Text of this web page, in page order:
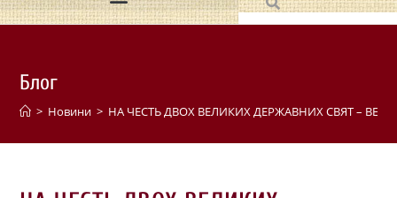
Блог
> Новини > НА ЧЕСТЬ ДВОХ ВЕЛИКИХ ДЕРЖАВНИХ СВЯТ –